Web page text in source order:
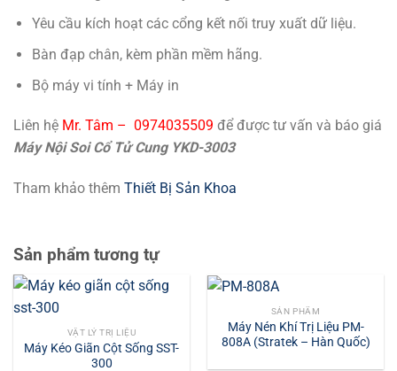
Yêu cầu kích hoạt các cổng kết nối truy xuất dữ liệu.
Bàn đạp chân, kèm phần mềm hãng.
Bộ máy vi tính + Máy in
Liên hệ Mr. Tâm – 0974035509 để được tư vấn và báo giá
Máy Nội Soi Cổ Tử Cung YKD-3003
Tham khảo thêm Thiết Bị Sản Khoa
Sản phẩm tương tự
VẬT LÝ TRỊ LIỆU
Máy Kéo Giãn Cột Sống SST-
300
SẢN PHẨM
Máy Nén Khí Trị Liệu PM-
808A (Stratek – Hàn Quốc)